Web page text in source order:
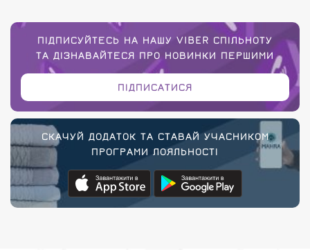
ПІДПИСУЙТЕСЬ НА НАШУ VIBER СПІЛЬНОТУ
ТА ДІЗНАВАЙТЕСЯ ПРО НОВИНКИ ПЕРШИМИ
ПІДПИСАТИСЯ
СКАЧУЙ ДОДАТОК ТА СТАВАЙ УЧАСНИКОМ
ПРОГРАМИ ЛОЯЛЬНОСТІ